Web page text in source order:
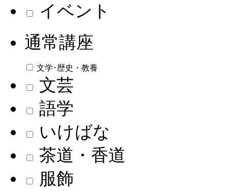
イベント
通常講座
文学･歴史・教養
文芸
語学
いけばな
茶道・香道
服飾